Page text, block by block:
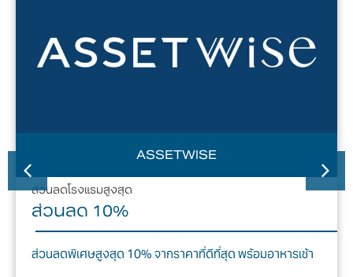
ASSETWISE
ส่วนลดโรงแรมสูงสุด
ส่วนลด 10%
ส่วนลดพิเศษสูงสุด 10% จากราคาที่ดีที่สุด พร้อมอาหารเช้า